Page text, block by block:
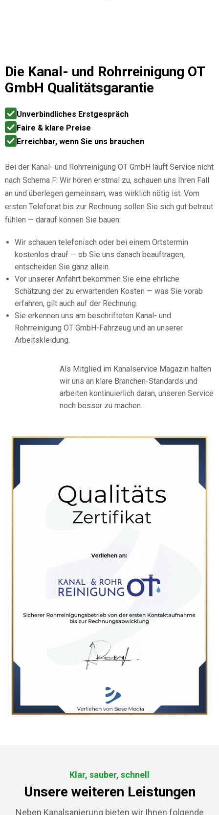
Die Kanal- und Rohrreinigung OT
GmbH Qualitätsgarantie
Unverbindliches Erstgespräch
Faire & klare Preise
Erreichbar, wenn Sie uns brauchen
Bei der Kanal- und Rohrreinigung OT GmbH läuft Service nicht
nach Schema F: Wir hören erstmal zu, schauen uns Ihren Fall
an und überlegen gemeinsam, was wirklich nötig ist. Vom
ersten Telefonat bis zur Rechnung sollen Sie sich gut betreut
fühlen — darauf können Sie bauen:
Wir schauen telefonisch oder bei einem Ortstermin
kostenlos drauf — ob Sie uns danach beauftragen,
entscheiden Sie ganz allein.
Vor unserer Anfahrt bekommen Sie eine ehrliche
Schätzung der zu erwartenden Kosten — was Sie vorab
erfahren, gilt auch auf der Rechnung.
Sie erkennen uns am beschrifteten Kanal- und
Rohrreinigung OT GmbH-Fahrzeug und an unserer
Arbeitskleidung.
Als Mitglied im Kanalservice Magazin halten
wir uns an klare Branchen-Standards und
arbeiten kontinuierlich daran, unseren Service
noch besser zu machen.
Klar, sauber, schnell
Unsere weiteren Leistungen
Neben Kanalsanierung bieten wir Ihnen folgende